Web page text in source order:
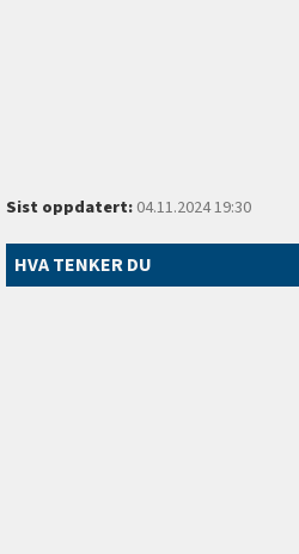
Sist oppdatert:04.11.2024 19:30
HVA TENKER DU